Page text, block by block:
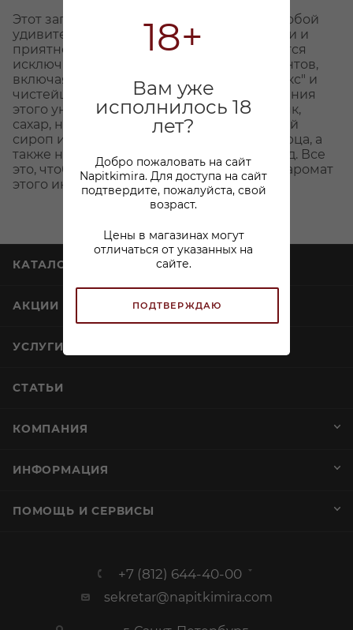
18+
Вам уже
исполнилось 18
лет?
Добро пожаловать на сайт
Napitkimira. Для доступа на сайт
подтвердите, пожалуйста, свой
возраст.
Цены в магазинах могут
отличаться от указанных на
сайте.
ПОДТВЕРЖДАЮ
Этот загадочный напиток представляет собой
удивительное сочетание нежной сладости и
приятной пикантности. Он изготавливается
исключительно из натуральных компонентов,
включая высококачественный спирт "Люкс" и
чистейшую артезианскую воду. Для создания
этого уникального вкуса добавляют коньяк,
сахар, настой стручкового перца, сахарный
сироп и пищевые экстракты красного перца, а
также нежный цветочный пыльцовый мёд. Все
это, чтобы создать неповторимый вкус и аромат
этого интригующего напитка.
КАТАЛОГ
АКЦИИ
УСЛУГИ
СТАТЬИ
КОМПАНИЯ
ИНФОРМАЦИЯ
ПОМОЩЬ И СЕРВИСЫ
+7 (812) 644-40-00
sekretar@napitkimira.com